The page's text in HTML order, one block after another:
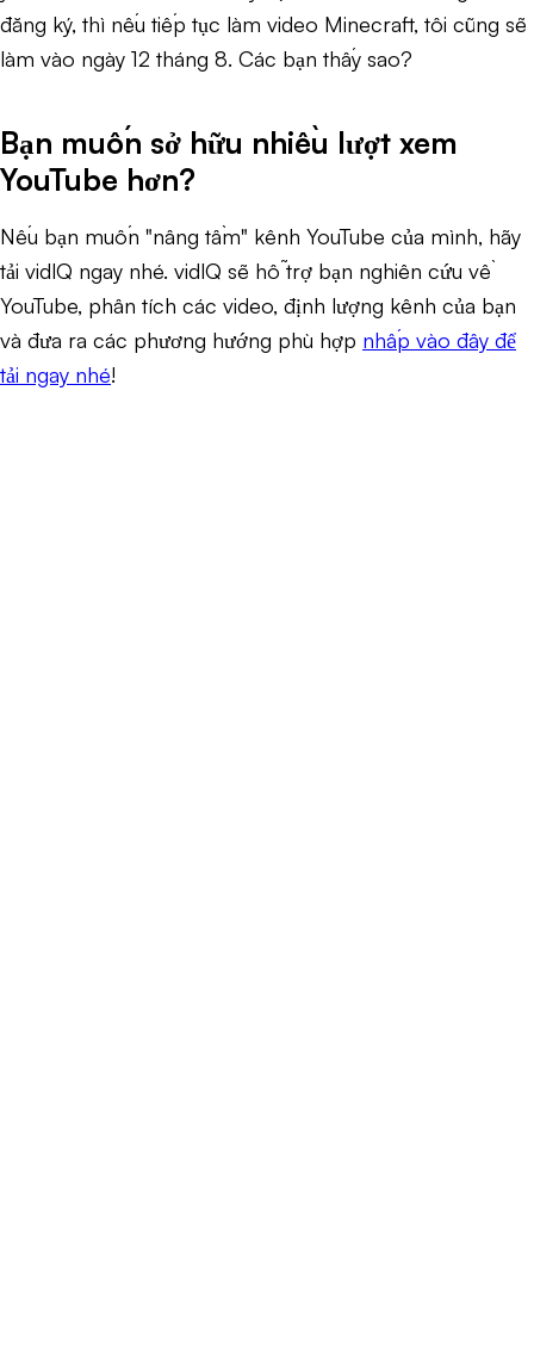
đăng ký, thì nếu tiếp tục làm video Minecraft, tôi cũng sẽ
làm vào ngày 12 tháng 8. Các bạn thấy sao?
Bạn muốn sở hữu nhiều lượt xem
YouTube hơn?
Nếu bạn muốn "nâng tầm" kênh YouTube của mình, hãy
tải vidlQ ngay nhé. vidlQ sẽ hỗ trợ bạn nghiên cứu về
YouTube, phân tích các video, định lượng kênh của bạn
và đưa ra các phương hướng phù hợp nhấp vào đây để
tải ngay nhé!